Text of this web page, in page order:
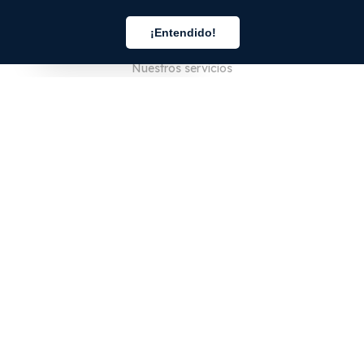
¡Entendido!
Quiénes somos
Nuestros servicios
Español